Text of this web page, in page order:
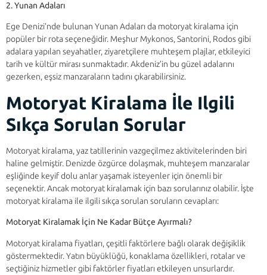
2. Yunan Adaları
Ege Denizi’nde bulunan Yunan Adaları da motoryat kiralama için
popüler bir rota seçeneğidir. Meşhur Mykonos, Santorini, Rodos gibi
adalara yapılan seyahatler, ziyaretçilere muhteşem plajlar, etkileyici
tarih ve kültür mirası sunmaktadır. Akdeniz’in bu güzel adalarını
gezerken, eşsiz manzaraların tadını çıkarabilirsiniz.
Motoryat Kiralama İle Ilgili
Sıkça Sorulan Sorular
Motoryat kiralama, yaz tatillerinin vazgeçilmez aktivitelerinden biri
haline gelmiştir. Denizde özgürce dolaşmak, muhteşem manzaralar
eşliğinde keyif dolu anlar yaşamak isteyenler için önemli bir
seçenektir. Ancak motoryat kiralamak için bazı sorularınız olabilir. İşte
motoryat kiralama ile ilgili sıkça sorulan soruların cevapları:
Motoryat Kiralamak İçin Ne Kadar Bütçe Ayırmalı?
Motoryat kiralama fiyatları, çeşitli faktörlere bağlı olarak değişiklik
göstermektedir. Yatın büyüklüğü, konaklama özellikleri, rotalar ve
seçtiğiniz hizmetler gibi faktörler fiyatları etkileyen unsurlardır.